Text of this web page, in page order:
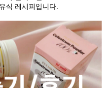
식 레시피입니다.